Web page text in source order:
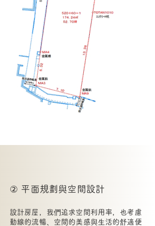
② 平面規劃與空間設計
設計房屋，我們追求空間利用率，也考慮
動線的流暢、空間的美感與生活的舒適便